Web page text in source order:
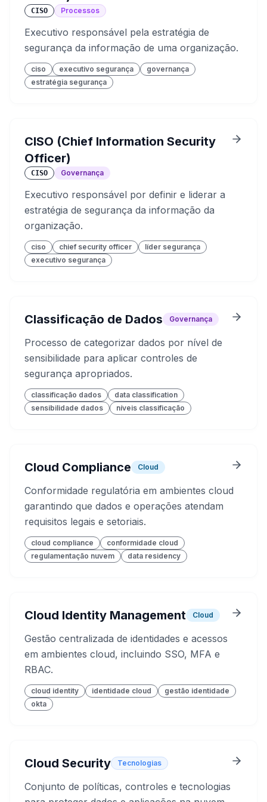
CISO Processos
Executivo responsável pela estratégia de
segurança da informação de uma organização.
ciso executivo segurança
governança
estratégia segurança
CISO (Chief Information Security
Officer)
CISO Governança
Executivo responsável por definir e liderar a
estratégia de segurança da informação da
organização.
ciso chief security officer
líder segurança
executivo segurança
Classificação de Dados Governança
Processo de categorizar dados por nível de
sensibilidade para aplicar controles de
segurança apropriados.
classificação dados
data classification
sensibilidade dados
níveis classificação
Cloud Compliance Cloud
Conformidade regulatória em ambientes cloud
garantindo que dados e operações atendam
requisitos legais e setoriais.
cloud compliance
conformidade cloud
regulamentação nuvem
data residency
Cloud Identity Management Cloud
Gestão centralizada de identidades e acessos
em ambientes cloud, incluindo SSO, MFA e
RBAC.
cloud identity identidade cloud
gestão identidade
okta
Cloud Security Tecnologias
Conjunto de políticas, controles e tecnologias